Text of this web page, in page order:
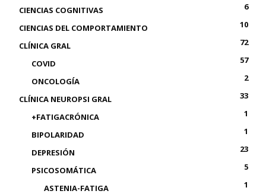
CIENCIAS COGNITIVAS
6
CIENCIAS DEL COMPORTAMIENTO
10
CLÍNICA GRAL
72
COVID
57
ONCOLOGÍA
2
CLÍNICA NEUROPSI GRAL
33
+FATIGACRÓNICA
1
BIPOLARIDAD
1
DEPRESIÓN
23
PSICOSOMÁTICA
5
ASTENIA-FATIGA
1